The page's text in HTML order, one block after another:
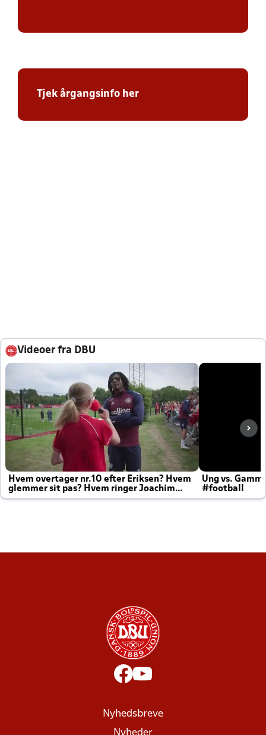
Tjek årgangsinfo her
Videoer fra DBU
Hvem overtager nr.10 efter Eriksen? Hvem
glemmer sit pas? Hvem ringer Joachim
altid til efter kampe?
Ung vs.
#football
Nyhedsbreve